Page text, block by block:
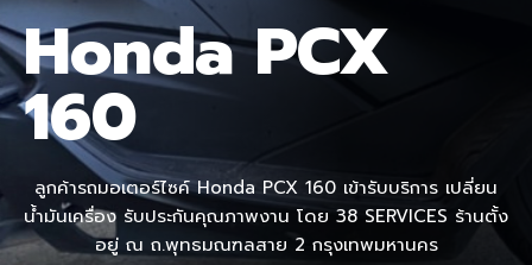
Honda PCX
160
ลูกค้ารถมอเตอร์ไซค์ Honda PCX 160 เข้ารับบริการ เปลี่ยน
น้ำมันเครื่อง รับประกันคุณภาพงาน โดย 38 SERVICES ร้านตั้ง
อยู่ ณ ถ.พุทธมณฑลสาย 2 กรุงเทพมหานคร